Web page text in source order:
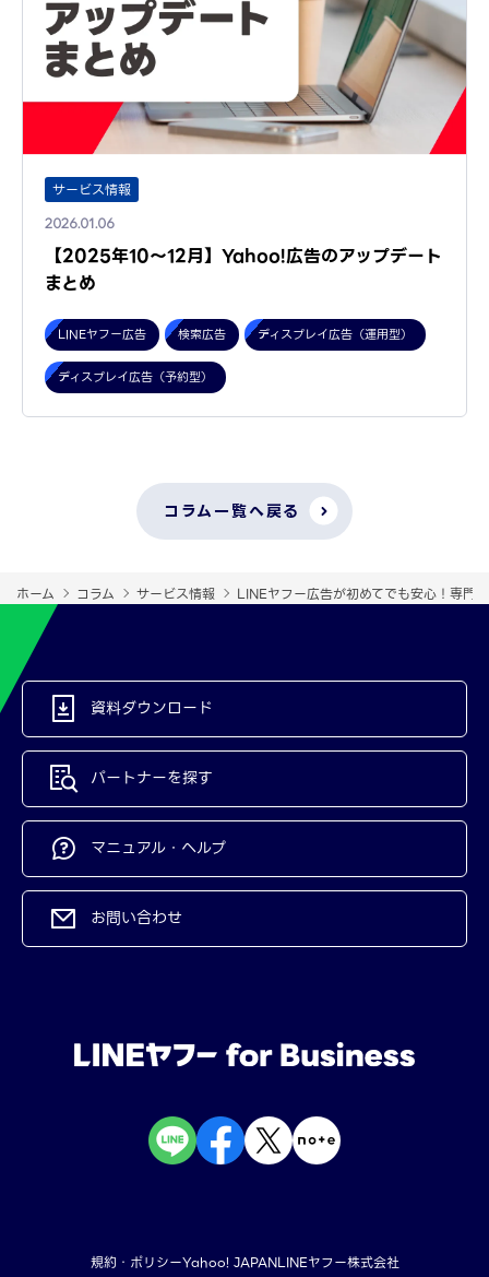
サービス情報
2026.01.06
【2025年10～12月】Yahoo!広告のアップデート
まとめ
LINEヤフー広告 検索広告 ディスプレイ広告（運用型）
ディスプレイ広告（予約型）
コラム一覧へ戻る
ホーム コラム サービス情報 LINEヤフー広告が初めてでも安心！専門
資料ダウンロード
パートナーを探す
マニュアル・ヘルプ
お問い合わせ
規約・ポリシーYahoo! JAPANLINEヤフー株式会社